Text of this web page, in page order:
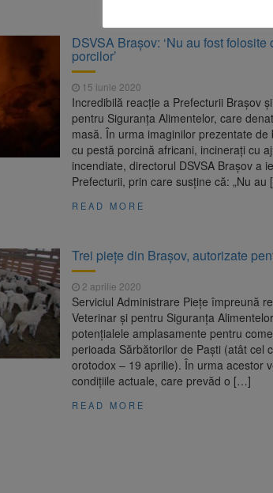
DSVSA Brașov: ‘Nu au fost
porcilor’
15 iunie 2020
Incredibilă reacție a Prefecturii Brașov
pentru Siguranța Alimentelor, care
masă. În urma imaginilor prezentate
cu pestă porcină africani, incinerați cu
incendiate, directorul DSVSA Brașov a
Prefecturii, prin care susține că: „Nu
READ MORE
Trei piețe din Brașov, autorizate
2 aprilie 2020
Serviciul Administrare Pieţe împreună
Veterinar și pentru Siguranța
potențialele amplasamente pentru
perioada Sărbătorilor de Paști (atât cel
orotodox – 19 aprilie). În urma acestor
condiţiile actuale, care prevăd o […]
READ MORE